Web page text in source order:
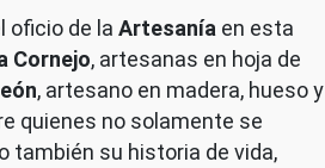
oficio de la Artesanía en esta
Cornejo, artesanas en hoja de
, artesano en madera, hueso y
quienes no solamente se
también su historia de vida,